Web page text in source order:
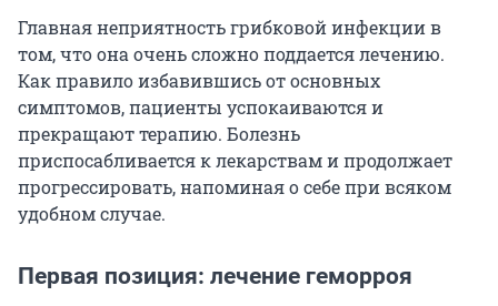
Главная неприятность грибковой инфекции в
том, что она очень сложно поддается лечению.
Как правило избавившись от основных
симптомов, пациенты успокаиваются и
прекращают терапию. Болезнь
приспосабливается к лекарствам и продолжает
прогрессировать, напоминая о себе при всяком
удобном случае.
Первая позиция: лечение геморроя